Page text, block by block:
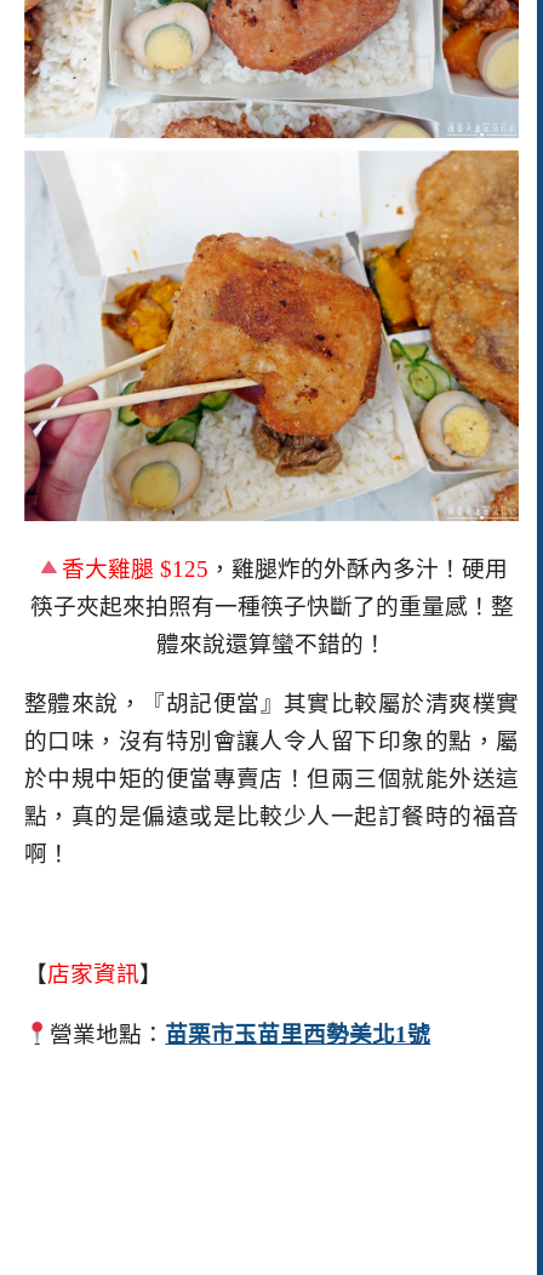
香大雞腿 $125 ，雞腿炸的外酥內多汁！硬用
筷子夾起來拍照有一種筷子快斷了的重量感！整
體來說還算蠻不錯的！
整體來說，
『胡記便當』其實比較屬於清爽樸實
的口味，沒有特別會讓人令人留下印象的點，屬
於中規中矩的便當專賣店！但兩三個就能外送這
點，真的是偏遠或是比較少人一起訂餐時的福音
啊！
【店家資訊】
營業地點： 苗栗市玉苗里西勢美北1號